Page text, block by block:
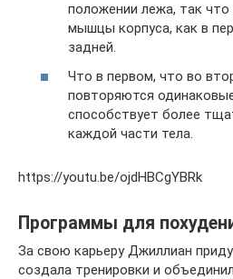
положении лежа, так
мышцы корпуса, как в
задней.
Что в первом, что во
повторяются
способствует более
каждой части тела.
https://youtu.be/ojdHBCgYBRk
Программы для
За свою карьеру Джиллиан
создала тренировки и